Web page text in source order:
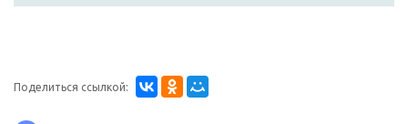
Поделиться ссылкой: